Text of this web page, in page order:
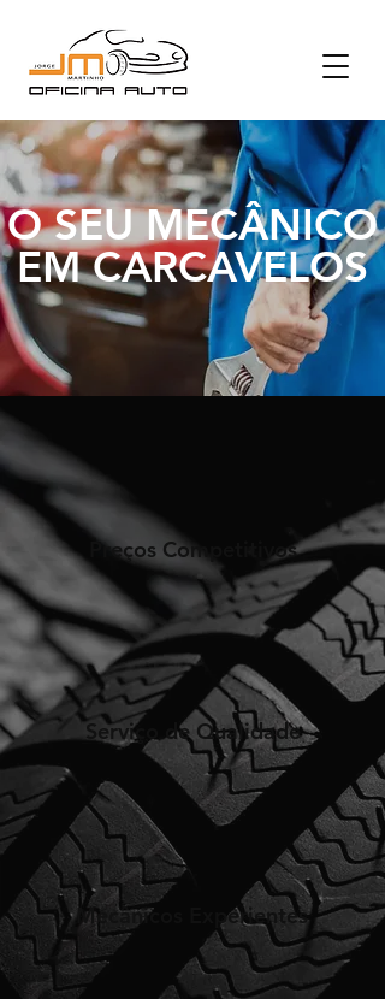
Serviço de Qualidade
Preços Competitivos
Mecânicos Experientes
O SEU MECÂNICO
EM CARCAVELOS